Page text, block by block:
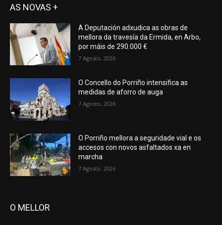
AS NOVAS +
A Deputación adxudica as obras de
mellora da travesía da Ermida, en Arbo,
por máis de 290.000 €
7 Agosto, 2026
O Concello do Porriño intensifica as
medidas de aforro de auga
7 Agosto, 2026
O Porriño mellora a seguridade vial e os
accesos con novos asfaltados xa en
marcha
7 Agosto, 2026
O MELLOR